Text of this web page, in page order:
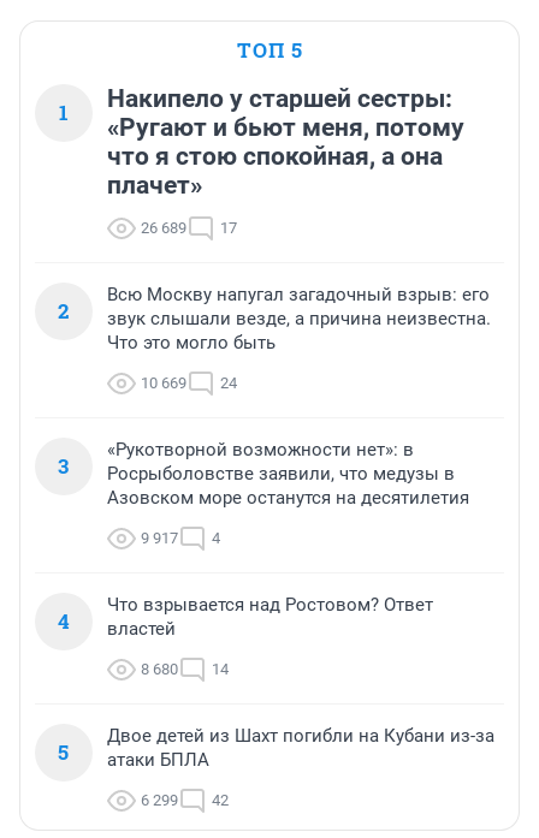
ТОП 5
1
Накипело у старшей сестры:
«Ругают и бьют меня, потому
что я стою спокойная, а она
плачет»
26 689 17
2
Всю Москву напугал загадочный взрыв: его
звук слышали везде, а причина неизвестна.
Что это могло быть
10 669 24
3
«Рукотворной возможности нет»: в
Росрыболовстве заявили, что медузы в
Азовском море останутся на десятилетия
9 917 4
4
Что взрывается над Ростовом? Ответ
властей
8 680 14
5
Двое детей из Шахт погибли на Кубани из-за
атаки БПЛА
6 299 42